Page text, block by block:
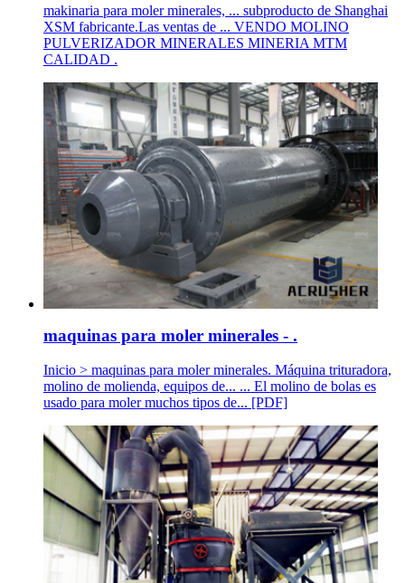
makinaria para moler minerales, ... subproducto de Shanghai
XSM fabricante.Las ventas de ... VENDO MOLINO
PULVERIZADOR MINERALES MINERIA MTM
CALIDAD .
maquinas para moler minerales - .
Inicio > maquinas para moler minerales. Máquina trituradora,
molino de molienda, equipos de... ... El molino de bolas es
usado para moler muchos tipos de... [PDF]